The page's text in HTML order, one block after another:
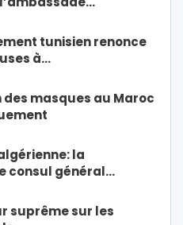
tunisien renonce
à…
masques au Maroc
la
consul général…
suprême sur les